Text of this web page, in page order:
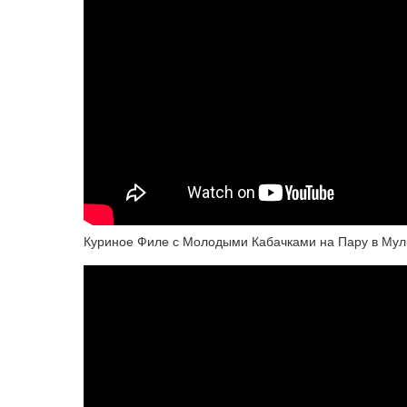
Куриное Филе с Молодыми Кабачками на Пару в